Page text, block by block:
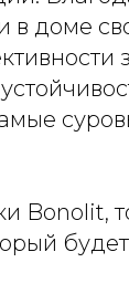
доме
Bonolit,